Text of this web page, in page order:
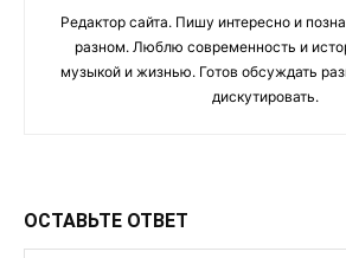
Редактор сайта. Пишу интересно и
разном. Люблю современность и
музыкой и жизнью. Готов обсуждать
дискутировать.
ОСТАВЬТЕ ОТВЕТ